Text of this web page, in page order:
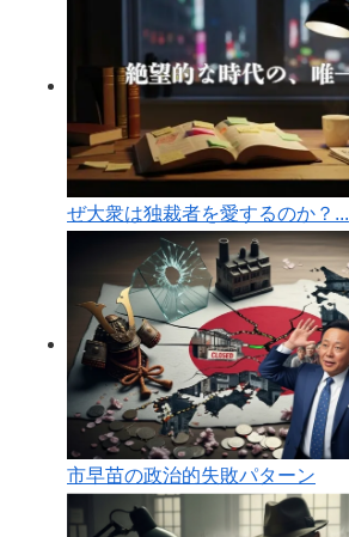
ぜ大衆は独裁者を愛するのか？...
市早苗の政治的失敗パターン